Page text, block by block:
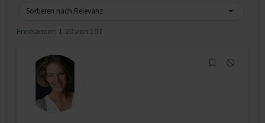
Sortieren nach Relevanz
Freelancer: 1-20 von 107